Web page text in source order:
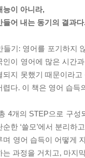
능이 아니라,
들어 내는 동기의 결과다.
들기: 영어를 포기하지
인이 영어에 많은 시간
되지 못했기 때문이라
렵다. 이 책은 영어 습득
4개의 STEP으로 구성
순한 ‘쓸모’에서 분리
며 영어 습득이 어떻게
는 과정을 거치고, 마지